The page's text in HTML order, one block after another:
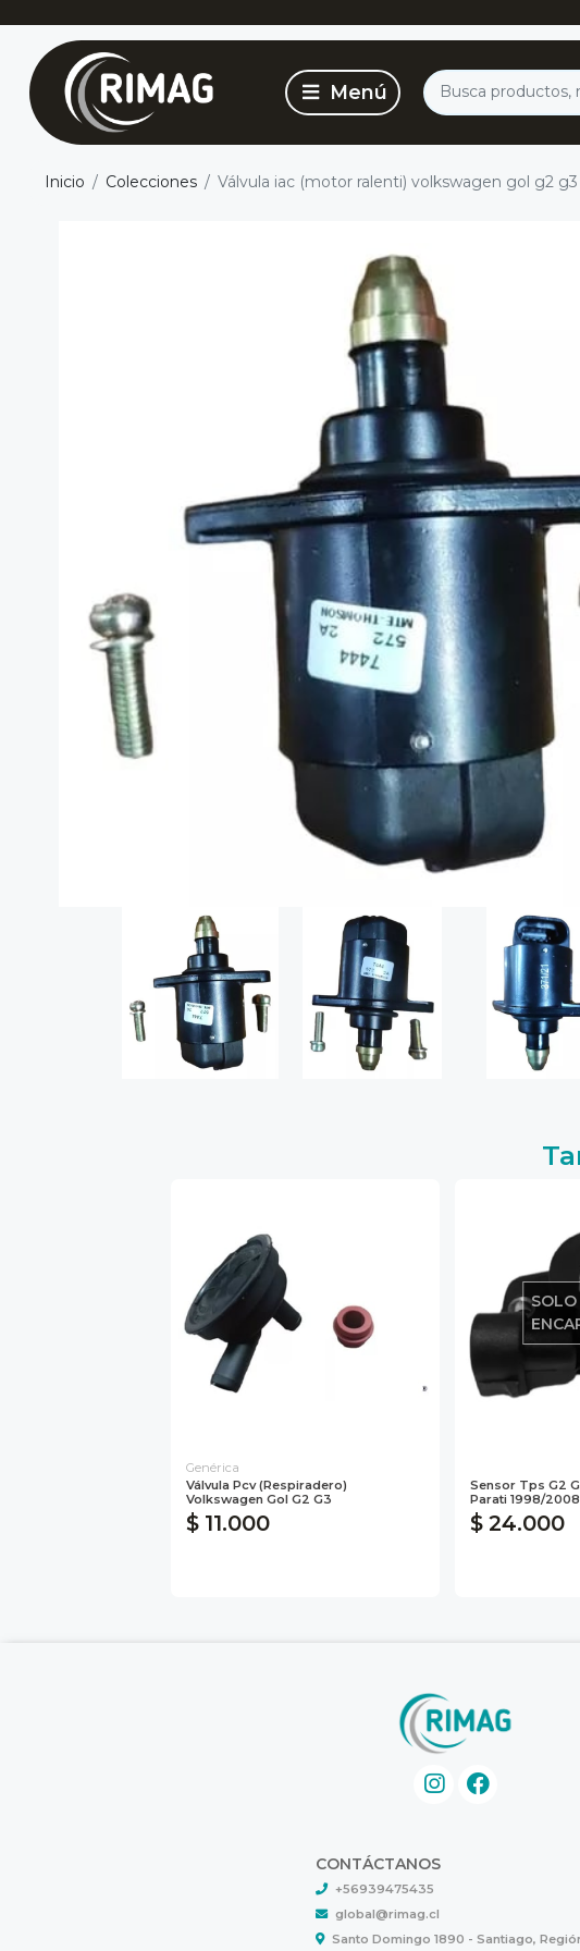
Inicio Colecciones Válvula iac (motor ralenti) volkswagen gol g2 g3
Genérica
Válvula Pcv (respiradero)
Volkswagen Gol G2 G3
$ 11.000
SOLO
Sensor Tps G2
Parati 1998/2008
$ 24.000
CONTÁCTANOS
+56939475435
global@rimag.cl
Santo Domingo 1890 - Santiago,